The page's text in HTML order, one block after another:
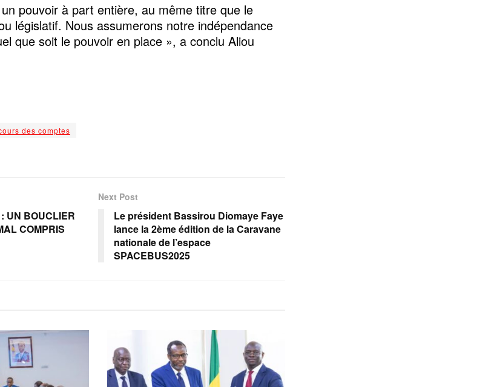
pouvoir à part entière, au même titre que le
législatif. Nous assumerons notre indépendance
que soit le pouvoir en place », a conclu Aliou
des comptes
UN BOUCLIER
COMPRIS
Next Post
Le président Bassirou Diomaye Faye
lance la 2ème édition de la Caravane
nationale de l’espace
SPACEBUS2025